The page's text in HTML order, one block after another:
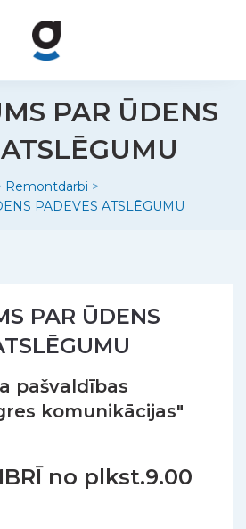
PAR ŪDENS
Remontdarbi >
PADEVES ATSLĒGUMU
PAR ŪDENS
pašvaldības
komunikācijas"
no plkst.9.00